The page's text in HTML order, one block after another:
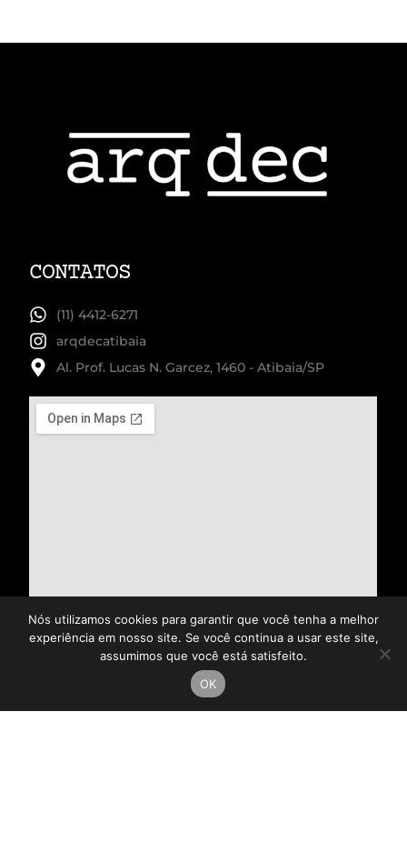
CONTATOS
(11) 4412-6271
arqdecatibaia
Al. Prof. Lucas N. Garcez, 1460 - Atibaia/SP
Nós utilizamos cookies para garantir que você tenha a melhor
experiência em nosso site. Se você continua a usar este site,
assumimos que você está satisfeito.
OK